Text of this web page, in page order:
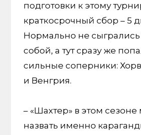
подготовки к этому
краткосрочный сбор – 5
Нормально не
собой, а тут сразу же
сильные соперники:
и Венгрия.
– «Шахтер» в этом
назвать именно